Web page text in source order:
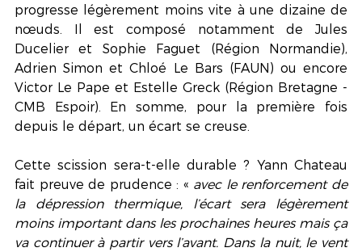
progresse légèrement moins vite à une dizaine de
nœuds. Il est composé notamment de Jules
Ducelier et Sophie Faguet (Région Normandie),
Adrien Simon et Chloé Le Bars (FAUN) ou encore
Victor Le Pape et Estelle Greck (Région Bretagne -
CMB Espoir). En somme, pour la première fois
depuis le départ, un écart se creuse.
Cette scission sera-t-elle durable ? Yann Chateau
fait preuve de prudence : « avec le renforcement de
la dépression thermique, l’écart sera légèrement
moins important dans les prochaines heures mais ça
va continuer à partir vers l’avant. Dans la nuit, le vent